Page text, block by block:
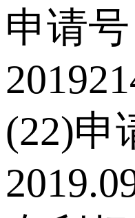
申请号
(22)申